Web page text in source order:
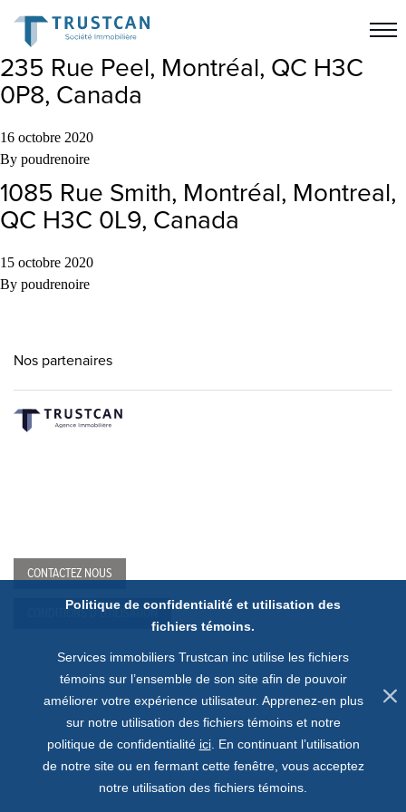
235 Rue Peel, Montréal, QC H3C
0P8, Canada
16 octobre 2020
By poudrenoire
1085 Rue Smith, Montréal, Montreal,
QC H3C 0L9, Canada
15 octobre 2020
By poudrenoire
Politique de confidentialité et utilisation des
fichiers témoins.
Services immobiliers Trustcan inc utilise les fichiers
témoins sur l’ensemble de son site afin de pouvoir
améliorer votre expérience utilisateur. Apprenez-en plus
sur notre utilisation des fichiers témoins et notre
politique de confidentialité ici. En continuant l’utilisation
de notre site ou en fermant cette fenêtre, vous acceptez
notre utilisation des fichiers témoins.
Nos partenaires
CONTACTEZ NOUS
CONDITIONS D'UTILISATION